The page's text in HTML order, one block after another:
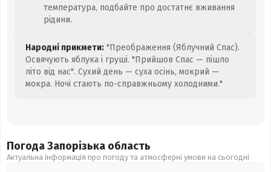
температура, подбайте про достатнє вживання
рідини.
Народні прикмети: "Преображення (Яблучний Спас).
Освячують яблука і груші. "Прийшов Спас — пішло
літо від нас". Сухий день — суха осінь, мокрий —
мокра. Ночі стають по-справжньому холодними."
Погода Запорізька область
Актуальна інформація про погоду та атмосферні умови на сьогодні